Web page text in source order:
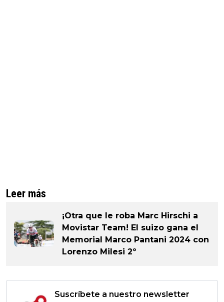
Leer más
¡Otra que le roba Marc Hirschi a
Movistar Team! El suizo gana el
Memorial Marco Pantani 2024 con
Lorenzo Milesi 2º
Suscríbete a nuestro newsletter